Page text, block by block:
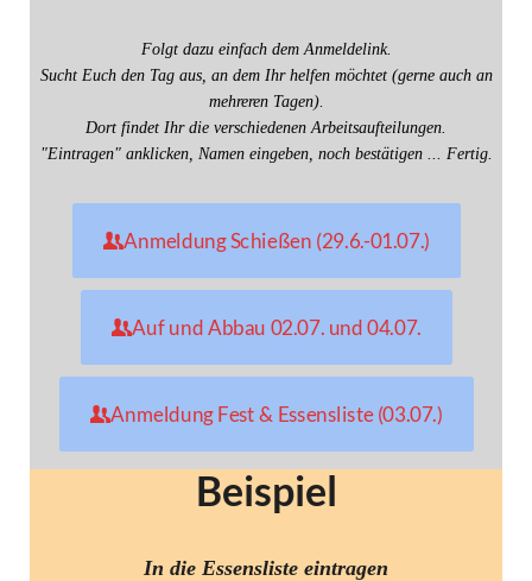
Folgt dazu einfach dem Anmeldelink.
Sucht Euch den Tag aus, an dem Ihr helfen möchtet (gerne auch an
mehreren Tagen).
Dort findet Ihr die verschiedenen Arbeitsaufteilungen.
"Eintragen" anklicken, Namen eingeben, noch bestätigen ... Fertig.
Anmeldung Schießen (29.6.-01.07.)
Auf und Abbau 02.07. und 04.07.
Anmeldung Fest & Essensliste (03.07.)
Beispiel
In die Essensliste eintragen